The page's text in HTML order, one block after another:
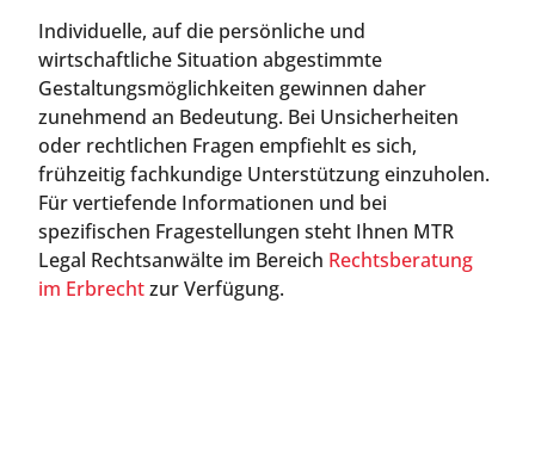
Individuelle, auf die persönliche und
wirtschaftliche Situation abgestimmte
Gestaltungsmöglichkeiten gewinnen daher
zunehmend an Bedeutung. Bei Unsicherheiten
oder rechtlichen Fragen empfiehlt es sich,
frühzeitig fachkundige Unterstützung einzuholen.
Für vertiefende Informationen und bei
spezifischen Fragestellungen steht Ihnen MTR
Legal Rechtsanwälte im Bereich Rechtsberatung
im Erbrechtzur Verfügung.